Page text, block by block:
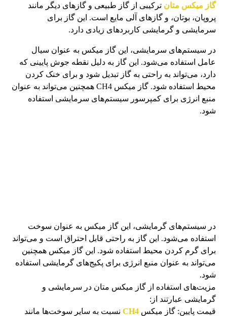
گاز میکس متان ترکیبی از گاز طبیعی و گازهای دیگر مانند
پروپان، بوتان، و گازهای آلی مایع است. این گاز برای
سرمایشی و گرمایشی کاربردهای زیادی دارد.
در سیستم‌های سرمایشی، این گاز میکس به عنوان سیال
عامل استفاده می‌شود. این گاز به دلیل نقطه جوش پایینی که
دارد، می‌تواند به راحتی به گاز تبدیل شود و برای خنک کردن
محیط استفاده شود. گاز میکس CH4 همچنین می‌تواند به عنوان
منبع انرژی برای کمپرسور سیستم‌های سرمایشی استفاده
شود.
در سیستم‌های گرمایشی، این گاز میکس به عنوان سوخت
استفاده می‌شود. این گاز به راحتی قابل احتراق است و می‌تواند
برای گرم کردن محیط استفاده شود. این گاز میکس همچنین
می‌تواند به عنوان منبع انرژی برای پکیج‌های گرمایشی استفاده
شود.
مزیت‌های استفاده از گاز میکس متان در سرمایشی و
گرمایشی عبارتند از:
قیمت پایین: گاز میکسCH4 نسبت به سایر سوخت‌ها مانند